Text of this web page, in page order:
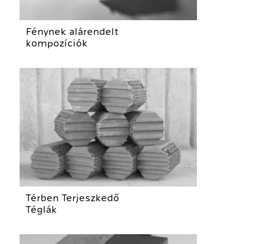
Fénynek alárendelt
kompozíciók
Térben Terjeszkedő
Téglák